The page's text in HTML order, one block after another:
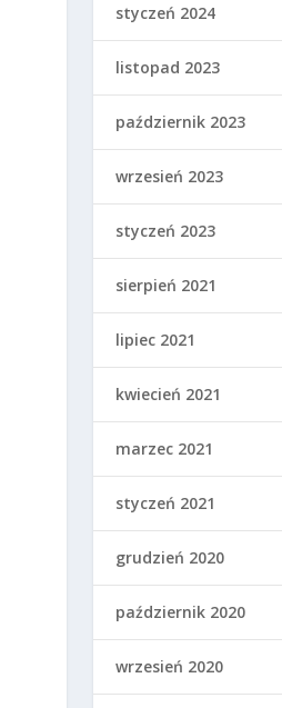
styczeń 2024
listopad 2023
październik 2023
wrzesień 2023
styczeń 2023
sierpień 2021
lipiec 2021
kwiecień 2021
marzec 2021
styczeń 2021
grudzień 2020
październik 2020
wrzesień 2020